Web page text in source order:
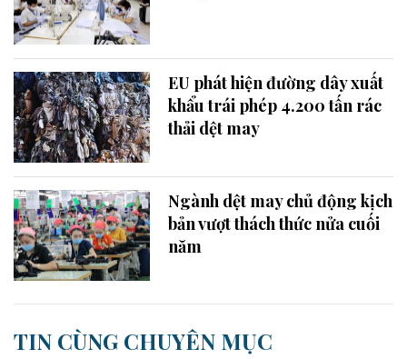
EU phát hiện đường dây xuất
khẩu trái phép 4.200 tấn rác
thải dệt may
Ngành dệt may chủ động kịch
bản vượt thách thức nửa cuối
năm
TIN CÙNG CHUYÊN MỤC